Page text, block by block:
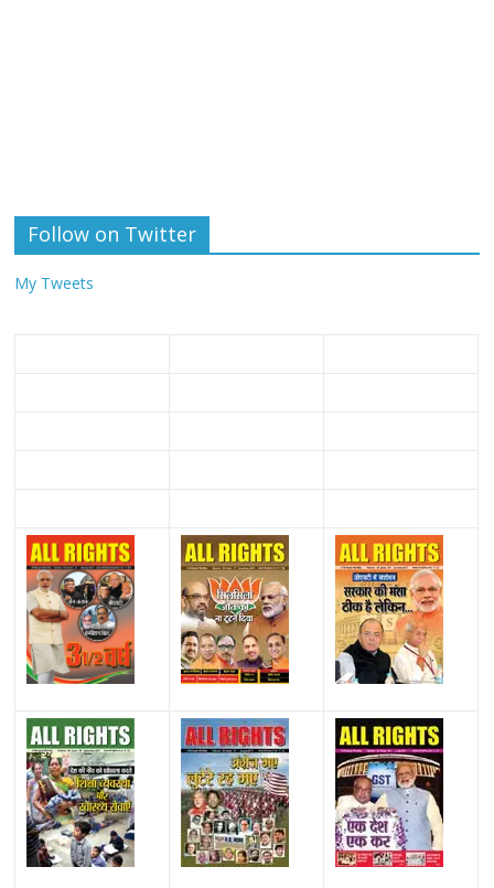
Follow on Twitter
My Tweets